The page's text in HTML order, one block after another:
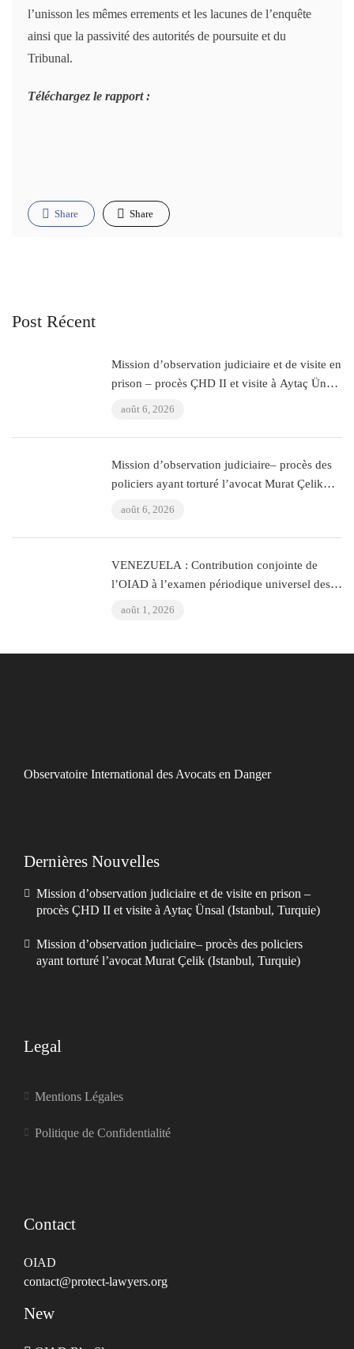
l’unisson les mêmes errements et les lacunes de l’enquête
ainsi que la passivité des autorités de poursuite et du
Tribunal.
Téléchargez le rapport :
Share Share
Post Récent
Mission d’observation judiciaire et de visite en
prison – procès ÇHD II et visite à Aytaç Ünsal
(Istanbul, Turquie)
août 6, 2026
Mission d’observation judiciaire– procès des
policiers ayant torturé l’avocat Murat Çelik
(Istanbul, Turquie)
août 6, 2026
VENEZUELA : Contribution conjointe de
l’OIAD à l’examen périodique universel des
Nations Unies sur le Venezuela
août 1, 2026
Observatoire International des Avocats en Danger
Dernières Nouvelles
Mission d’observation judiciaire et de visite en prison –
procès ÇHD II et visite à Aytaç Ünsal (Istanbul, Turquie)
Mission d’observation judiciaire– procès des policiers
ayant torturé l’avocat Murat Çelik (Istanbul, Turquie)
Legal
Mentions Légales
Politique de Confidentialité
Contact
OIAD
contact@protect-lawyers.org
New